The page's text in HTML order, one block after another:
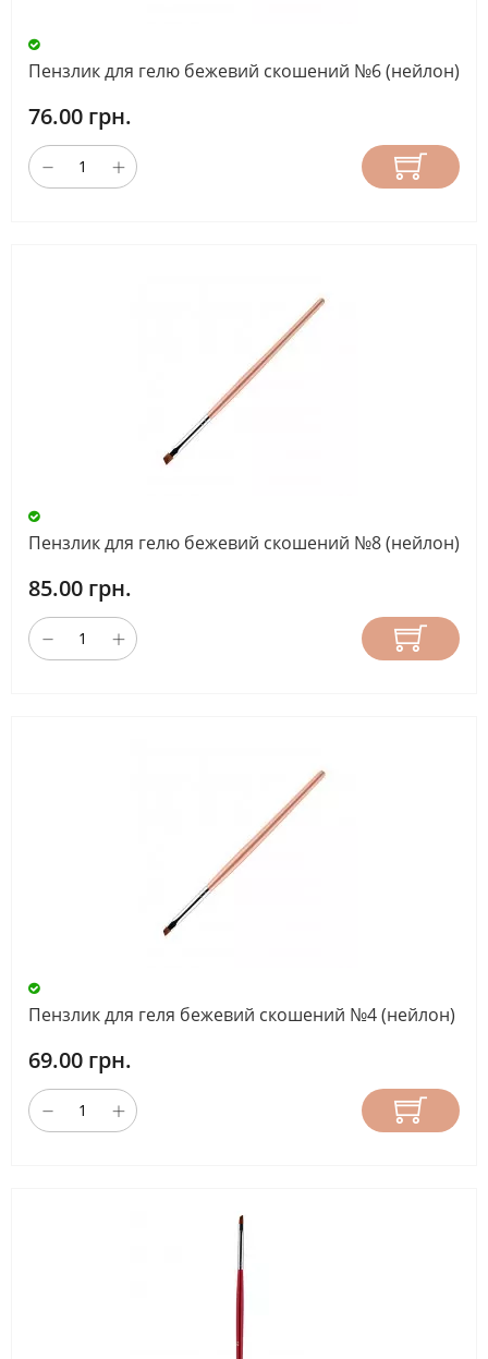
Пензлик для гелю бежевий скошений №6 (нейлон)
76.00 грн.
Пензлик для гелю бежевий скошений №8 (нейлон)
85.00 грн.
Пензлик для геля бежевий скошений №4 (нейлон)
69.00 грн.